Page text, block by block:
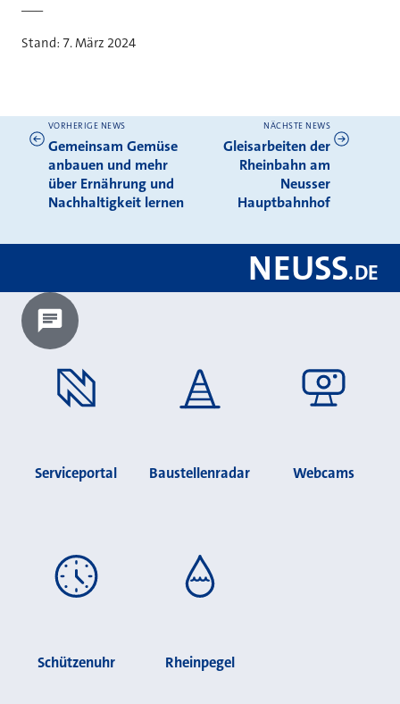
Stand: 7. März 2024
Weitere News
VORHERIGE NEWS
Gemeinsam Gemüse
anbauen und mehr
über Ernährung und
Nachhaltigkeit lernen
NÄCHSTE NEWS
Gleisarbeiten der
Rheinbahn am
Neusser
Hauptbahnhof
NEUSS.DE
Chatbot laden?
Serviceportal Baustellenradar Webcams
Schützenuhr Rheinpegel